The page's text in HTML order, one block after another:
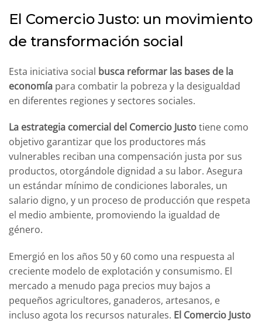
El Comercio Justo: un movimiento
de transformación social
Esta iniciativa social busca reformar las bases de la
economía para combatir la pobreza y la desigualdad
en diferentes regiones y sectores sociales.
La estrategia comercial del Comercio Justotiene como
objetivo garantizar que los productores más
vulnerables reciban una compensación justa por sus
productos, otorgándole dignidad a su labor. Asegura
un estándar mínimo de condiciones laborales, un
salario digno, y un proceso de producción que respeta
el medio ambiente, promoviendo la igualdad de
género.
Emergió en los años 50 y 60 como una respuesta al
creciente modelo de explotación y consumismo. El
mercado a menudo paga precios muy bajos a
pequeños agricultores, ganaderos, artesanos, e
incluso agota los recursos naturales. El Comercio Justo